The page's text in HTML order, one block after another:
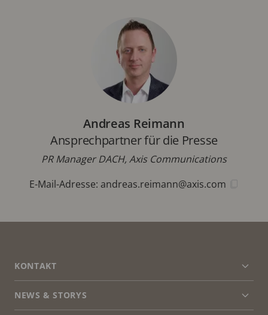
Andreas Reimann
Ansprechpartner für die Presse
PR Manager DACH, Axis Communications
E-Mail-Adresse: andreas.reimann@axis.com
KONTAKT
Kontaktieren Sie uns
NEWS & STORYS